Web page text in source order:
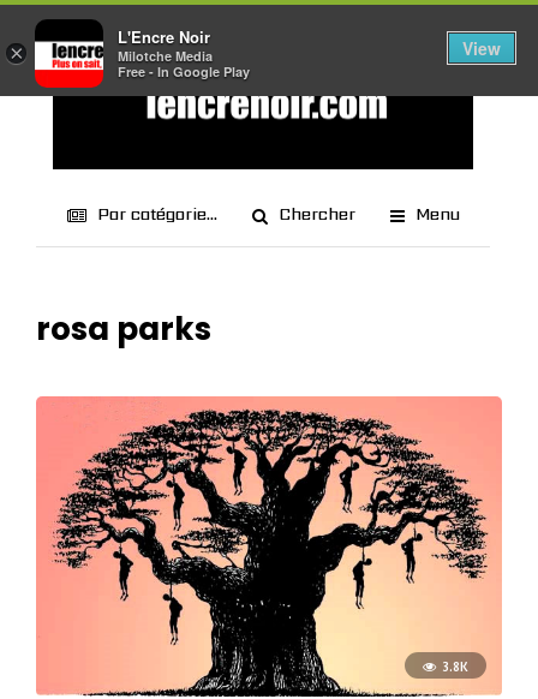
Par catégorie... Chercher Menu
rosa parks
3.8K
×
L'Encre Noir
Milotche Media
Free - In Google Play
View